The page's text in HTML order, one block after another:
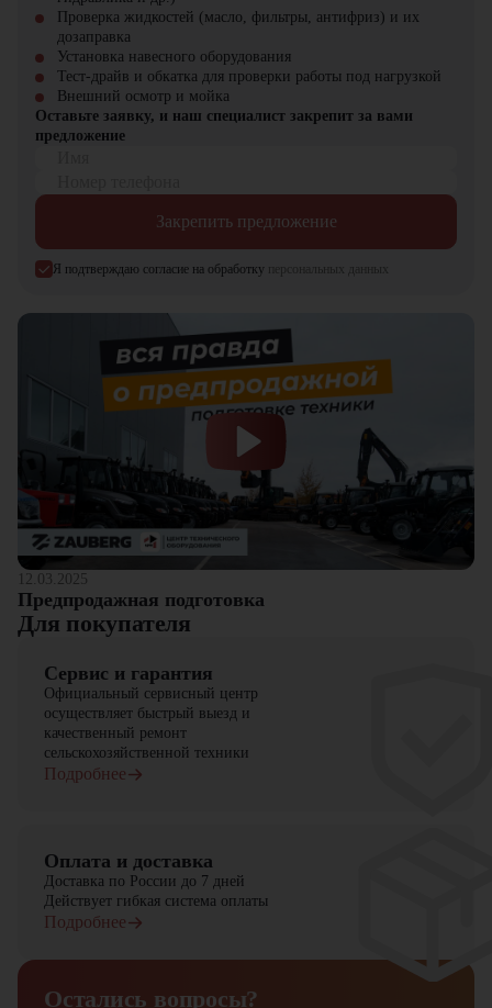
Проверка жидкостей (масло, фильтры, антифриз) и их
дозаправка
Установка навесного оборудования
Тест-драйв и обкатка для проверки работы под нагрузкой
Внешний осмотр и мойка
Оставьте заявку, и наш специалист закрепит за вами
предложение
Закрепить предложение
Я подтверждаю согласие на обработку персональных данных
12.03.2025
Предпродажная подготовка
Для покупателя
Сервис и гарантия
Официальный сервисный центр
осуществляет быстрый выезд и
качественный ремонт
сельскохозяйственной техники
Подробнее
Оплата и доставка
Доставка по России до 7 дней
Действует гибкая система оплаты
Подробнее
Остались вопросы?